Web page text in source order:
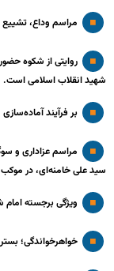
مراسم وداع، تشییع
روایتی از شکوه
شهید انقلاب اسلامی است.
بر فرآیند
مراسم عزاداری و
سید علی خامنه‌ای، در
ویژگی برجسته
خواهرخواندگی؛